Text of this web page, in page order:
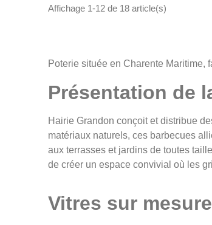
Affichage 1-12 de 18 article(s)
Poterie située en Charente Maritime,
Présentation de
Hairie Grandon conçoit et distribue
matériaux naturels, ces barbecues
aux terrasses et jardins de toutes
de créer un espace convivial où les
Vitres sur